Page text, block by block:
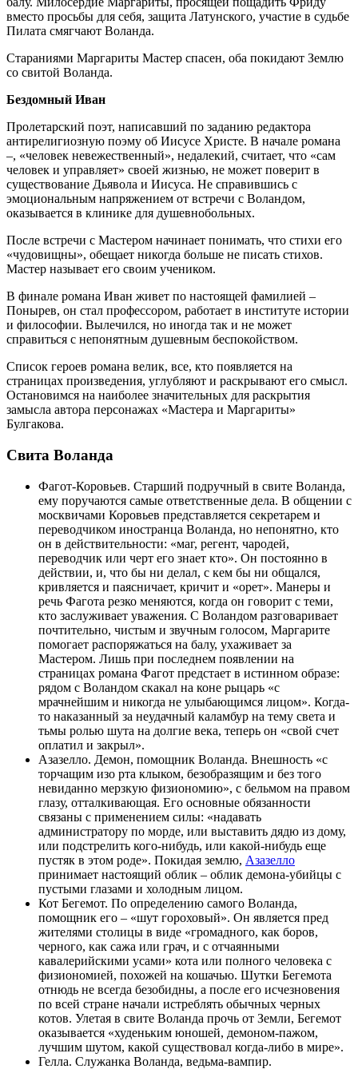
вместо просьбы для себя, защита Латунского, участие в судьбе
Пилата смягчают Воланда.
Стараниями Маргариты Мастер спасен, оба покидают Землю
со свитой Воланда.
Бездомный Иван
Пролетарский поэт, написавший по заданию редактора
антирелигиозную поэму об Иисусе Христе. В начале романа
–, «человек невежественный», недалекий, считает, что «сам
человек и управляет» своей жизнью, не может поверит в
существование Дьявола и Иисуса. Не справившись с
эмоциональным напряжением от встречи с Воландом,
оказывается в клинике для душевнобольных.
После встречи с Мастером начинает понимать, что стихи его
«чудовищны», обещает никогда больше не писать стихов.
Мастер называет его своим учеником.
В финале романа Иван живет по настоящей фамилией –
Понырев, он стал профессором, работает в институте истории
и философии. Вылечился, но иногда так и не может
справиться с непонятным душевным беспокойством.
Список героев романа велик, все, кто появляется на
страницах произведения, углубляют и раскрывают его смысл.
Остановимся на наиболее значительных для раскрытия
замысла автора персонажах «Мастера и Маргариты»
Булгакова.
Свита Воланда
Фагот-Коровьев. Старший подручный в свите Воланда,
ему поручаются самые ответственные дела. В общении с
москвичами Коровьев представляется секретарем и
переводчиком иностранца Воланда, но непонятно, кто
он в действительности: «маг, регент, чародей,
переводчик или черт его знает кто». Он постоянно в
действии, и, что бы ни делал, с кем бы ни общался,
кривляется и паясничает, кричит и «орет». Манеры и
речь Фагота резко меняются, когда он говорит с теми,
кто заслуживает уважения. С Воландом разговаривает
почтительно, чистым и звучным голосом, Маргарите
помогает распоряжаться на балу, ухаживает за
Мастером. Лишь при последнем появлении на
страницах романа Фагот предстает в истинном образе:
рядом с Воландом скакал на коне рыцарь «с
мрачнейшим и никогда не улыбающимся лицом». Когда-
то наказанный за неудачный каламбур на тему света и
тьмы ролью шута на долгие века, теперь он «свой счет
оплатил и закрыл».
Азазелло. Демон, помощник Воланда. Внешность «с
торчащим изо рта клыком, безобразящим и без того
невиданно мерзкую физиономию», с бельмом на правом
глазу, отталкивающая. Его основные обязанности
связаны с применением силы: «надавать
администратору по морде, или выставить дядю из дому,
или подстрелить кого-нибудь, или какой-нибудь еще
пустяк в этом роде». Покидая землю, Азазелло
принимает настоящий облик – облик демона-убийцы с
пустыми глазами и холодным лицом.
Кот Бегемот. По определению самого Воланда,
помощник его – «шут гороховый». Он является пред
жителями столицы в виде «громадного, как боров,
черного, как сажа или грач, и с отчаянными
кавалерийскими усами» кота или полного человека с
физиономией, похожей на кошачью. Шутки Бегемота
отнюдь не всегда безобидны, а после его исчезновения
по всей стране начали истреблять обычных черных
котов. Улетая в свите Воланда прочь от Земли, Бегемот
оказывается «худеньким юношей, демоном-пажом,
лучшим шутом, какой существовал когда-либо в мире».
Гелла. Служанка Воланда, ведьма-вампир.